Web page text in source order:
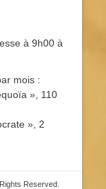
à 9h00 à
mois :
», 110
», 2
Rights Reserved.